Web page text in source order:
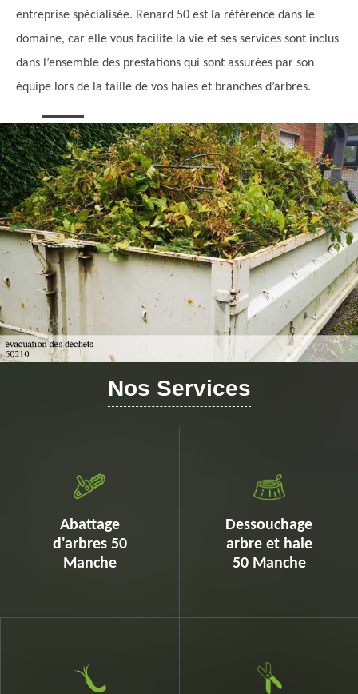
entreprise spécialisée. Renard 50 est la référence dans le
domaine, car elle vous facilite la vie et ses services sont inclus
dans l’ensemble des prestations qui sont assurées par son
équipe lors de la taille de vos haies et branches d’arbres.
Nos Services
Abattage
d'arbres 50
Manche
Dessouchage
arbre et haie
50 Manche